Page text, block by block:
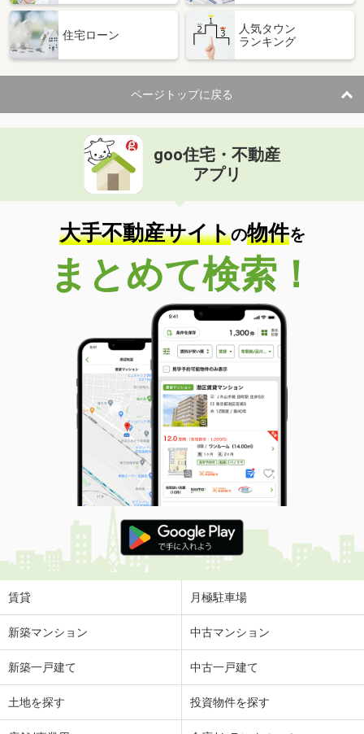
住宅ローン
人気タウン
ランキング
ページトップに戻る
goo住宅・不動産
アプリ
大手不動産サイトの物件を
まとめて検索！
賃貸 月極駐車場
新築マンション 中古マンション
新築一戸建て 中古一戸建て
土地を探す 投資物件を探す